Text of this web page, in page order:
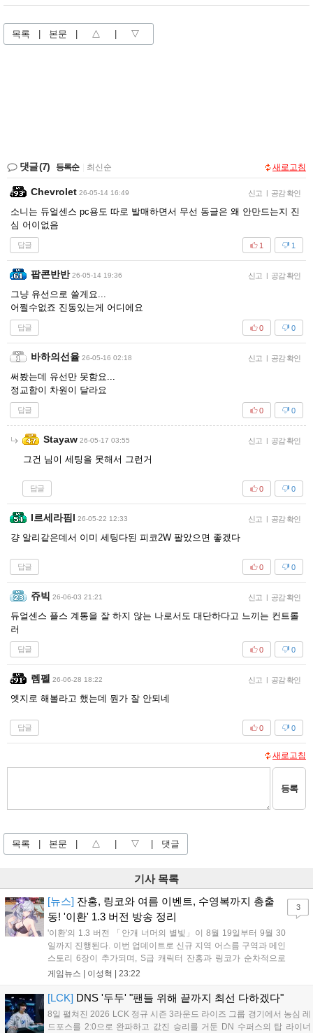
목록 본문 △ ▽
댓글(7) 등록순 최신순 새로고침
Chevrolet 26-05-14 16:49 신고 공감 확인
소니는 듀얼센스 pc용도 따로 발매하면서 무선 동글은 왜 안만드는지 진
심 어이없음
답글 1
1
팝콘반반 26-05-14 19:36 신고 공감 확인
그냥 유선으로 쓸게요...
어쩔수없죠 진동있는게 어디에요
답글 0
0
바하의선율 26-05-16 02:18 신고 공감 확인
써봤는데 유선만 못함요...
정교함이 차원이 달라요
답글 0
0
Stayaw 26-05-17 03:55 신고 공감 확인
그건 님이 세팅을 못해서 그런거
답글 0
0
I르세라핌l 26-05-22 12:33 신고 공감 확인
걍 알리같은데서 이미 세팅다된 피코2W 팔았으면 좋겠다
답글 0
0
쥬빅 26-06-03 21:21 신고 공감 확인
듀얼센스 플스 계통을 잘 하지 않는 나로서도 대단하다고 느끼는 컨트롤
러
답글 0
0
렘펠 26-06-28 18:22 신고 공감 확인
엣지로 해볼라고 했는데 뭔가 잘 안되네
답글 0
0
새로고침
등록
목록 본문 △ ▽ 댓글
기사 목록
[뉴스] 잔홍, 링코와 여름 이벤트, 수영복까지 총출
동! '이환' 1.3 버전 방송 정리
'이환'의 1.3 버전 「안개 너머의 별빛」이 8월 19일부터 9월 30
일까지 진행된다. 이번 업데이트로 신규 지역 어스름 구역과 메인
스토리 6장이 추가되며, S급 캐릭터 잔홍과 링코가 순차적으로
등장한다. 여름 시즌을 맞아 비치발리볼, 수상 오토바이 등 다채
의성도 강화된다. 8월 11일까지 사용 가능한 교환 코드 3종이 제
공되며, 상세 일정은 공식 채널을 통해 확인할 수 있다....
게임뉴스 | 이성혁 23:22
3
[LCK] DNS '두두' "팬들 위해 끝까지 최선 다하겠다"
8일 펼쳐진 2026 LCK 정규 시즌 3라운드 라이즈 그룹 경기에서 농심 레
드포스를 2:0으로 완파하고 값진 승리를 거둔 DN 수퍼스의 탑 라이너